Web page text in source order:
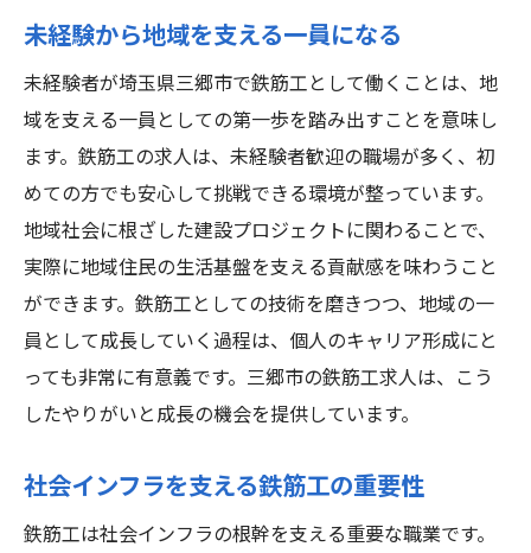
未経験から地域を支える一員になる
未経験者が埼玉県三郷市で鉄筋工として働くことは、地
域を支える一員としての第一歩を踏み出すことを意味し
ます。鉄筋工の求人は、未経験者歓迎の職場が多く、初
めての方でも安心して挑戦できる環境が整っています。
地域社会に根ざした建設プロジェクトに関わることで、
実際に地域住民の生活基盤を支える貢献感を味わうこと
ができます。鉄筋工としての技術を磨きつつ、地域の一
員として成長していく過程は、個人のキャリア形成にと
っても非常に有意義です。三郷市の鉄筋工求人は、こう
したやりがいと成長の機会を提供しています。
社会インフラを支える鉄筋工の重要性
鉄筋工は社会インフラの根幹を支える重要な職業です。